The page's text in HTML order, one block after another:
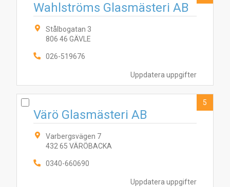
Uppdatera uppgifter
Wahlströms Glasmästeri AB
Stålbogatan 3
806 46 GÄVLE
026-519676
Uppdatera uppgifter
Värö Glasmästeri AB
Varbergsvägen 7
432 65 VÄRÖBACKA
0340-660690
5